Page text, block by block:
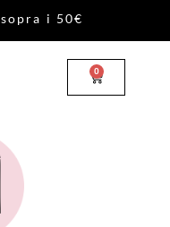
sopra i 50€
0